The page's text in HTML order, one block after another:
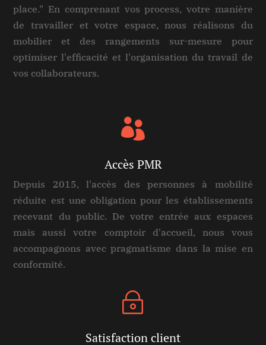
place." En comprenant vos process, votre manière
de travailler et votre espace, nous réalisons du
mobilier et des rangements sur-mesure pour
optimiser l'efficacité et l'organisation du travail de
vos collaborateurs.

Accès PMR
Depuis 2015, l'accès des personnes à mobilité
réduite est une obligation pour les établissements
recevant du public. De votre entrée aux espaces
mais aussi votre comptoir d'accueil, nous vous
accompagnons avec pragmatisme dans la mise en
conformité.
~
Satisfaction client